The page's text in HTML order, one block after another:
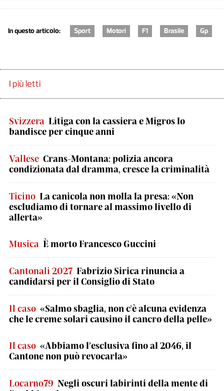
In questo articolo: Sport Motori F1 Brasile Gp
I più letti
Svizzera Litiga con la cassiera e Migros lo
bandisce per cinque anni
Vallese Crans-Montana: polizia ancora
condizionata dal dramma, cresce la criminalità
Ticino La canicola non molla la presa: «Non
escludiamo di tornare al massimo livello di
allerta»
Musica È morto Francesco Guccini
Cantonali 2027 Fabrizio Sirica rinuncia a
candidarsi per il Consiglio di Stato
Il caso «Salmo sbaglia, non c'è alcuna evidenza
che le creme solari causino il cancro della pelle»
Il caso «Abbiamo l’esclusiva fino al 2046, il
Cantone non può revocarla»
Locarno79 Negli oscuri labirinti della mente di